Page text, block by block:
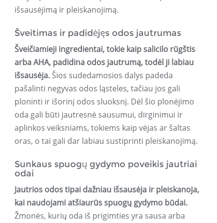
išsausėjimą ir pleiskanojimą.
Šveitimas ir padidėjęs odos jautrumas
Šveičiamieji ingredientai, tokie kaip salicilo rūgštis
arba AHA, padidina odos jautrumą, todėl ji labiau
išsausėja. Šios sudedamosios dalys padeda
pašalinti negyvas odos ląsteles, tačiau jos gali
ploninti ir išorinį odos sluoksnį. Dėl šio plonėjimo
oda gali būti jautresnė sausumui, dirginimui ir
aplinkos veiksniams, tokiems kaip vėjas ar šaltas
oras, o tai gali dar labiau sustiprinti pleiskanojimą.
Sunkaus spuogų gydymo poveikis jautriai
odai
Jautrios odos tipai dažniau išsausėja ir pleiskanoja,
kai naudojami atšiaurūs spuogų gydymo būdai.
Žmonės, kurių oda iš prigimties yra sausa arba